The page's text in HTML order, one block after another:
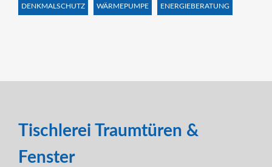
DENKMALSCHUTZ WÄRMEPUMPE ENERGIEBERATUNG
Tischlerei Traumtüren &
Fenster